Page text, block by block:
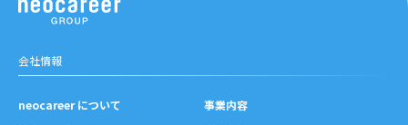
会社情報
neocareer について
事業内容